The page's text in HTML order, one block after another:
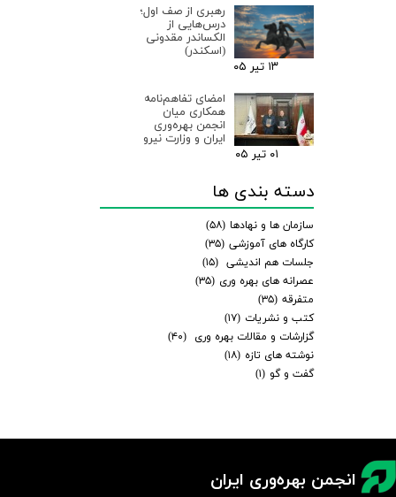
رهبری از صف اول؛
درس‌هایی از
الکساندر مقدونی
(اسکندر)
۱۳ تیر ۰۵
امضای تفاهم‌نامه
همکاری میان
انجمن بهره‌وری
ایران و وزارت نیرو
۰۱ تیر ۰۵
دسته بندی ها
سازمان ها و نهادها (۵۸)
کارگاه های آموزشی (۳۵)
جلسات هم اندیشی (۱۵)
عصرانه های بهره وری (۳۵)
متفرقه (۳۵)
کتب و نشریات (۱۷)
گزارشات و مقالات بهره وری
(۴۰)
نوشته های تازه (۱۸)
گفت و گو (۱)
انجمن بهره‌وری ایران